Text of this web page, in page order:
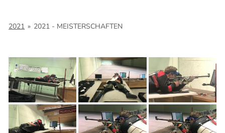
2021 » 2021 - MEISTERSCHAFTEN